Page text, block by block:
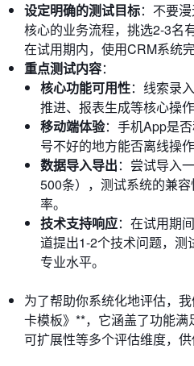
设定明确的测试目标：不要
核心的业务流程，挑选2-3名
在试用期内，使用CRM系统
重点测试内容：
核心功能可用性：线索录
推进、报表生成等核心操
移动端体验：手机App是
号不好的地方能否离线操作
数据导入导出：尝试导入
500条），测试系统的兼
率。
技术支持响应：在试用期
道提出1-2个技术问题，测
专业水平。
为了帮助你系统化地评估，
卡模板》**，它涵盖了功能满
可扩展性等多个评估维度，供